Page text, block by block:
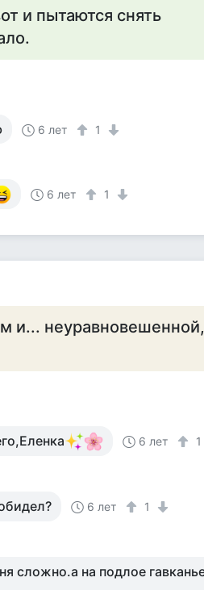
и пытаются снять
6 лет 1
6 лет 1
и... неуравновешенной,
6 лет 1
6 лет 1
сложно.а на подлое